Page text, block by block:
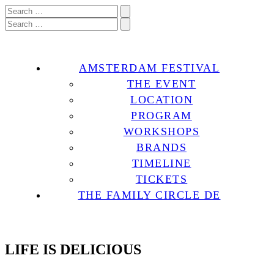
AMSTERDAM FESTIVAL
THE EVENT
LOCATION
PROGRAM
WORKSHOPS
BRANDS
TIMELINE
TICKETS
THE FAMILY CIRCLE DE
LIFE IS DELICIOUS